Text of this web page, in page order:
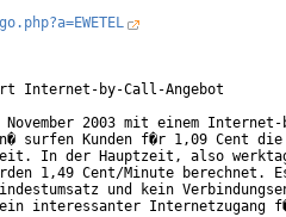
Internet-by-Call-Angebot
2003 mit einem
surfen Kunden f�r 1,09 Cent die
In der Hauptzeit, also
1,49 Cent/Minute berechnet.
und kein
interessanter Internetzugang